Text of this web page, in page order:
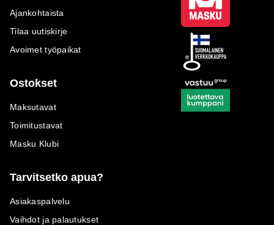
Ajankohtaista
Tilaa uutiskirje
Avoimet työpaikat
Ostokset
Maksutavat
Toimitustavat
Masku Klubi
Tarvitsetko apua?
Asiakaspalvelu
Vaihdot ja palautukset